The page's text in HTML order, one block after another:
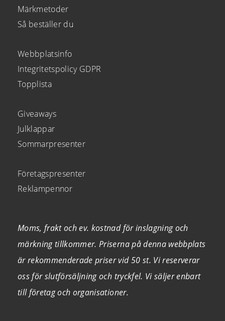
Märkmetoder
Så beställer du
Webbplatsinfo
Integritetspolicy GDPR
Topplista
Giveaways
Julklappar
Sommarpresenter
Företagspresenter
Reklampennor
Moms, frakt och ev. kostnad för inslagning och
märkning tillkommer. Priserna på denna webbplats
är rekommenderade priser vid 50 st. Vi reserverar
oss för slutförsäljning och tryckfel. Vi säljer enbart
till företag och organisationer.